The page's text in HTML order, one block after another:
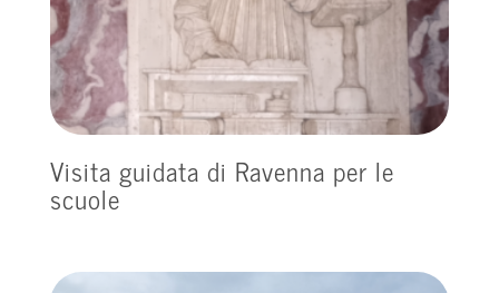
Visita guidata di Ravenna per le
scuole